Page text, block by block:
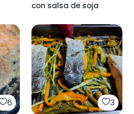
con salsa de soja
6 3